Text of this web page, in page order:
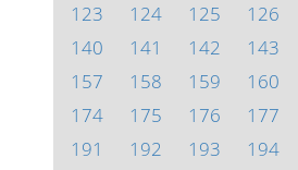
123
124 125 126
140
141 142 143
157
158 159 160
174
175 176 177
191
192 193 194